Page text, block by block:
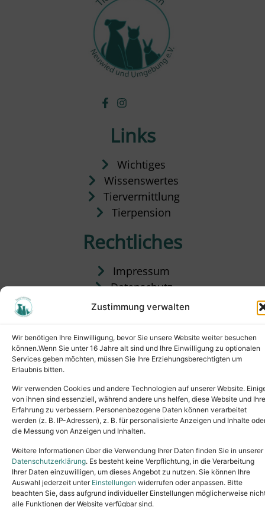
Zustimmung verwalten
Wir benötigen Ihre Einwilligung, bevor Sie unsere Website weiter besuchen
können.Wenn Sie unter 16 Jahre alt sind und Ihre Einwilligung zu optionalen
Services geben möchten, müssen Sie Ihre Erziehungsberechtigten um
Erlaubnis bitten.
Wir verwenden Cookies und andere Technologien auf unserer Website.
von ihnen sind essenziell, während andere uns helfen, diese Website und Ihre
Erfahrung zu verbessern. Personenbezogene Daten können verarbeitet
werden (z. B. IP-Adressen), z. B. für personalisierte Anzeigen und Inhalte
die Messung von Anzeigen und Inhalten.
Weitere Informationen über die Verwendung Ihrer Daten finden Sie in unserer
Datenschutzerklärung. Es besteht keine Verpflichtung, in die Verarbeitung
Ihrer Daten einzuwilligen, um dieses Angebot zu nutzen. Sie können Ihre
Auswahl jederzeit unter Einstellungen widerrufen oder anpassen. Bitte
beachten Sie, dass aufgrund individueller Einstellungen möglicherweise
alle Funktionen der Website verfügbar sind.
Links
Wichtiges
Wissenswertes
Tiervermittlung
Tierpension
Rechtliches
Impressum
Datenschutz
Satzung
Copyright © 2024. All rights reserved.
Tel.: (02631) 55356buero@tierheim-neuwied.de
Ludwigshof 1, 56567 Neuwied